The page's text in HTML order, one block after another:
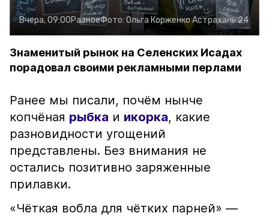
Вчера, 09:00РазноеФото: Ольга КорженкоАстрахань 24
Знаменитый рынок на Селенских Исадах
порадовал своими рекламными перлами
Ранее мы писали, почём нынче
копчёная рыбка и икорка, какие
разновидности угощений
представлены. Без внимания не
остались позитивно заряженные
прилавки.
«Чёткая вобла для чётких парней» —